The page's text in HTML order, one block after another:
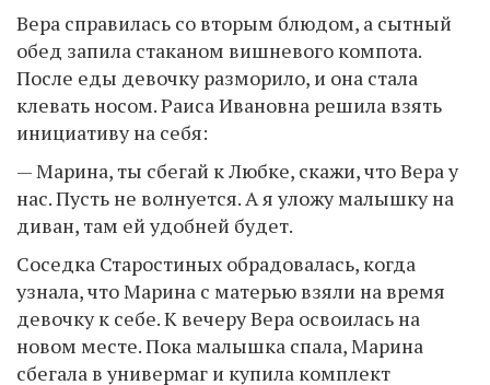
Вера справилась со вторым блюдом, а сытный
обед запила стаканом вишневого компота.
После еды девочку разморило, и она стала
клевать носом. Раиса Ивановна решила взять
инициативу на себя:
— Марина, ты сбегай к Любке, скажи, что Вера у
нас. Пусть не волнуется. А я уложу малышку на
диван, там ей удобней будет.
Соседка Старостиных обрадовалась, когда
узнала, что Марина с матерью взяли на время
девочку к себе. К вечеру Вера освоилась на
новом месте. Пока малышка спала, Марина
сбегала в универмаг и купила комплект